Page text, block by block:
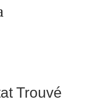
Trouvé